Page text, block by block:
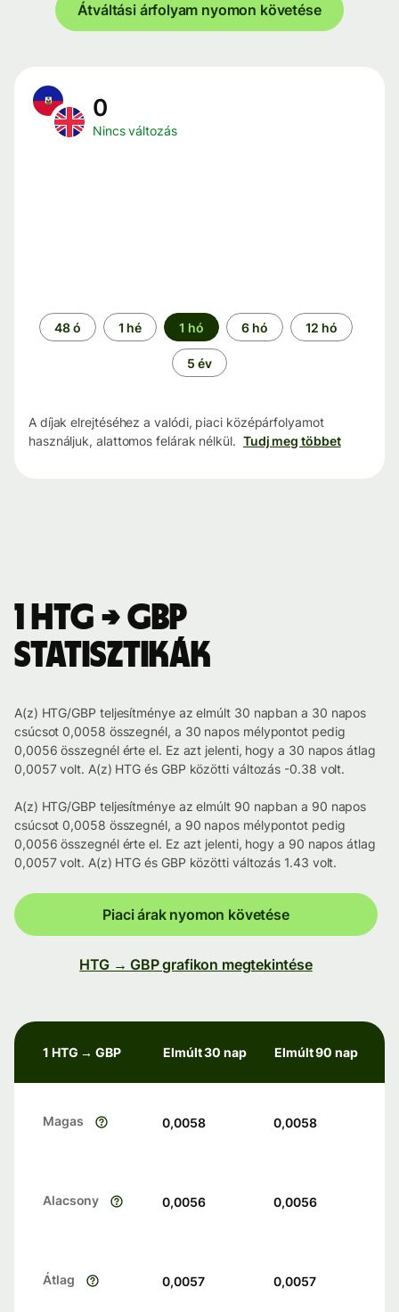
Átváltási árfolyam nyomon követése
0
Nincs változás
Időszak
48 ó 1 hé 1 hó 6 hó 12 hó
5 év
A díjak elrejtéséhez a valódi, piaci középárfolyamot
használjuk, alattomos felárak nélkül. Tudj meg többet
1 HTG → GBP
statisztikák
A(z) HTG/GBP teljesítménye az elmúlt 30 napban a 30 napos
csúcsot 0,0058 összegnél, a 30 napos mélypontot pedig
0,0056 összegnél érte el. Ez azt jelenti, hogy a 30 napos átlag
0,0057 volt. A(z) HTG és GBP közötti változás -0.38 volt.
A(z) HTG/GBP teljesítménye az elmúlt 90 napban a 90 napos
csúcsot 0,0058 összegnél, a 90 napos mélypontot pedig
0,0056 összegnél érte el. Ez azt jelenti, hogy a 90 napos átlag
0,0057 volt. A(z) HTG és GBP közötti változás 1.43 volt.
Piaci árak nyomon követése
HTG → GBP grafikon megtekintése
1 HTG → GBP Elmúlt 30 nap Elmúlt 90 nap
Magas 0,0058 0,0058
Alacsony 0,0056 0,0056
Átlag 0,0057 0,0057